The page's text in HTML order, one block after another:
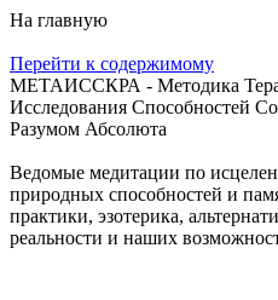
На главную
Перейти к содержимому
МЕТАИССКРА - Методика
Исследования Способностей
Разумом Абсолюта
Ведомые медитации по
природных способностей и
практики, эзотерика,
реальности и наших